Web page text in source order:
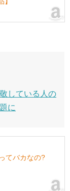
している人の
に
てバカなの?